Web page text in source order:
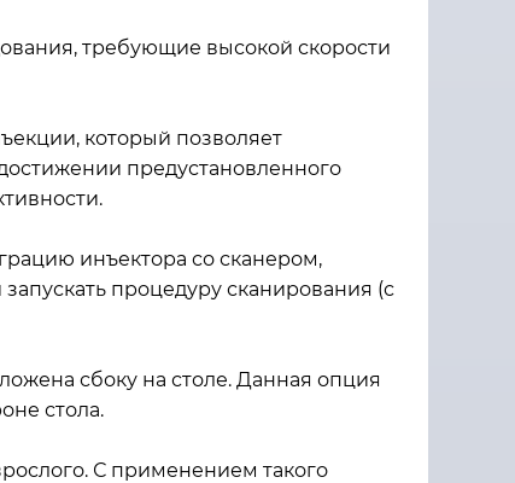
требующие высокой скорости
который позволяет
предустановленного
инъектора со сканером,
процедуру сканирования (с
сбоку на столе. Данная опция
стола.
С применением такого